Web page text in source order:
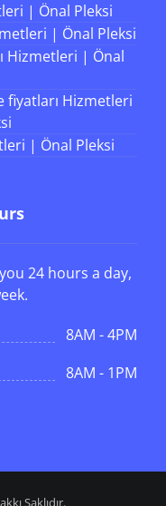
| Önal Pleksi
| Önal Pleksi
Hizmetleri | Önal
fiyatları Hizmetleri
| Önal Pleksi
24 hours a day,
8AM - 4PM
8AM - 1PM
Saklıdır.